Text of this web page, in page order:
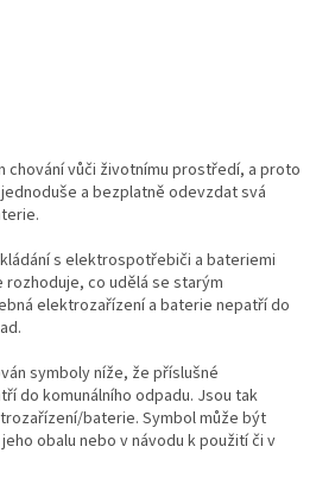
chování vůči životnímu prostředí, a proto
a bezplatně odevzdat svá
s elektrospotřebiči a bateriemi
rozhoduje, co udělá se starým
elektrozařízení a baterie nepatří do
symboly níže, že příslušné
do komunálního odpadu. Jsou tak
baterie. Symbol může být
obalu nebo v návodu k použití či v